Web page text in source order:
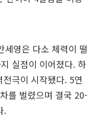
세영은 다소 체력이 떨
실점이 이어졌다. 하
극이 시작됐다. 5연
를 벌렸으며 결국 20-
.